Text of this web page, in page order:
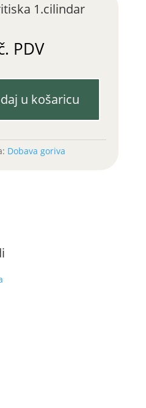
1.cilindar
PDV
u košaricu
Dobava goriva